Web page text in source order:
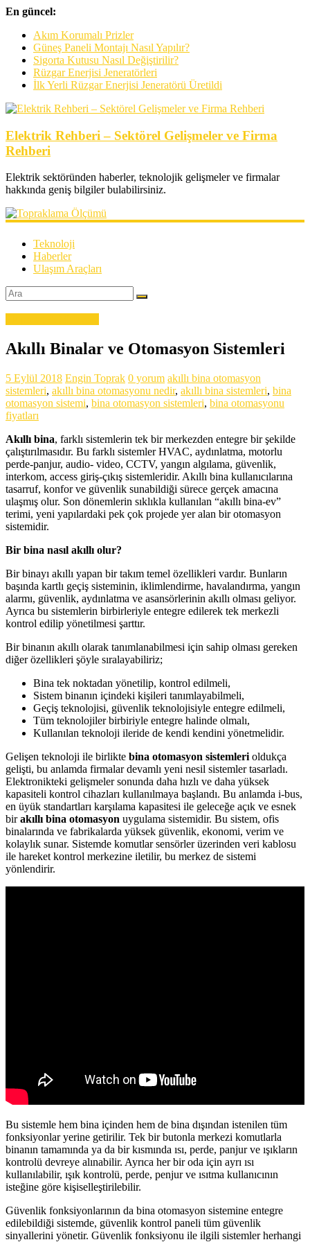
En güncel:
Akım Korumalı Prizler
Güneş Paneli Montajı Nasıl Yapılır?
Sigorta Kutusu Nasıl Değiştirilir?
Rüzgar Enerjisi Jeneratörleri
İlk Yerli Rüzgar Enerjisi Jeneratörü Üretildi
Elektrik Rehberi – Sektörel Gelişmeler ve Firma
Rehberi
Elektrik sektöründen haberler, teknolojik gelişmeler ve firmalar
hakkında geniş bilgiler bulabilirsiniz.
Teknoloji
Haberler
Ulaşım Araçları
Akıllı Binalar ve Otomasyon Sistemleri
5 Eylül 2018 Engin Toprak 0 yorum akıllı bina otomasyon
sistemleri, akıllı bina otomasyonu nedir, akıllı bina sistemleri, bina
otomasyon sistemi, bina otomasyon sistemleri, bina otomasyonu
fiyatları
Akıllı bina, farklı sistemlerin tek bir merkezden entegre bir şekilde
çalıştırılmasıdır. Bu farklı sistemler HVAC, aydınlatma, motorlu
perde-panjur, audio- video, CCTV, yangın algılama, güvenlik,
interkom, access giriş-çıkış sistemleridir. Akıllı bina kullanıcılarına
tasarruf, konfor ve güvenlik sunabildiği sürece gerçek amacına
ulaşmış olur. Son dönemlerin sıklıkla kullanılan “akıllı bina-ev”
terimi, yeni yapılardaki pek çok projede yer alan bir otomasyon
sistemidir.
Bir bina nasıl akıllı olur?
Bir binayı akıllı yapan bir takım temel özellikleri vardır. Bunların
başında kartlı geçiş sisteminin, iklimlendirme, havalandırma, yangın
alarmı, güvenlik, aydınlatma ve asansörlerinin akıllı olması geliyor.
Ayrıca bu sistemlerin birbirleriyle entegre edilerek tek merkezli
kontrol edilip yönetilmesi şarttır.
Bir binanın akıllı olarak tanımlanabilmesi için sahip olması gereken
diğer özellikleri şöyle sıralayabiliriz;
Bina tek noktadan yönetilip, kontrol edilmeli,
Sistem binanın içindeki kişileri tanımlayabilmeli,
Geçiş teknolojisi, güvenlik teknolojisiyle entegre edilmeli,
Tüm teknolojiler birbiriyle entegre halinde olmalı,
Kullanılan teknoloji ileride de kendi kendini yönetmelidir.
Gelişen teknoloji ile birlikte bina otomasyon sistemleri oldukça
gelişti, bu anlamda firmalar devamlı yeni nesil sistemler tasarladı.
Elektronikteki gelişmeler sonunda daha hızlı ve daha yüksek
kapasiteli kontrol cihazları kullanılmaya başlandı. Bu anlamda i-bus,
en üyük standartları karşılama kapasitesi ile geleceğe açık ve esnek
birakıllı bina otomasyon uygulama sistemidir. Bu sistem, ofis
binalarında ve fabrikalarda yüksek güvenlik, ekonomi, verim ve
kolaylık sunar. Sistemde komutlar sensörler üzerinden veri kablosu
ile hareket kontrol merkezine iletilir, bu merkez de sistemi
yönlendirir.
Bu sistemle hem bina içinden hem de bina dışından istenilen tüm
fonksiyonlar yerine getirilir. Tek bir butonla merkezi komutlarla
binanın tamamında ya da bir kısmında ısı, perde, panjur ve ışıkların
kontrolü devreye alınabilir. Ayrıca her bir oda için ayrı ısı
kullanılabilir, ışık kontrolü, perde, penjur ve ısıtma kullanıcının
isteğine göre kişiselleştirilebilir.
Güvenlik fonksiyonlarının da bina otomasyon sistemine entegre
edilebildiği sistemde, güvenlik kontrol paneli tüm güvenlik
sinyallerini yönetir. Güvenlik fonksiyonu ile ilgili sistemler herhangi